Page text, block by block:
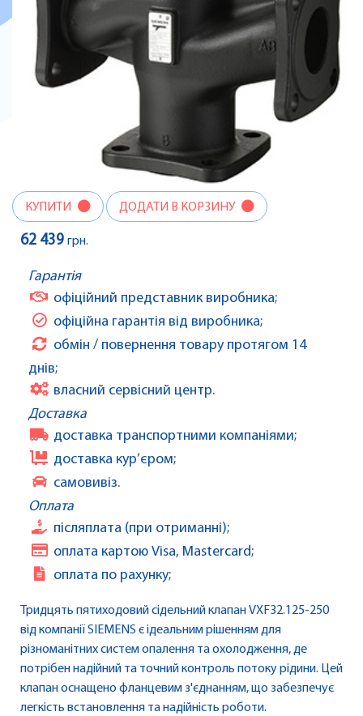
КУПИТИ ДОДАТИ В КОРЗИНУ
62 439 грн.
Гарантія
офіційний представник виробника;
офіційна гарантія від виробника;
обмін / повернення товару протягом 14
днів;
власний сервісний центр.
Доставка
доставка транспортними компаніями;
доставка кур’єром;
самовивіз.
Оплата
післяплата (при отриманні);
оплата картою Visa, Mastercard;
оплата по рахунку;
Тридцять пятиходовий сідельний клапан VXF32.125-250
від компанії SIEMENS є ідеальним рішенням для
різноманітних систем опалення та охолодження, де
потрібен надійний та точний контроль потоку рідини. Цей
клапан оснащено фланцевим з'єднанням, що забезпечує
легкість встановлення та надійність роботи.